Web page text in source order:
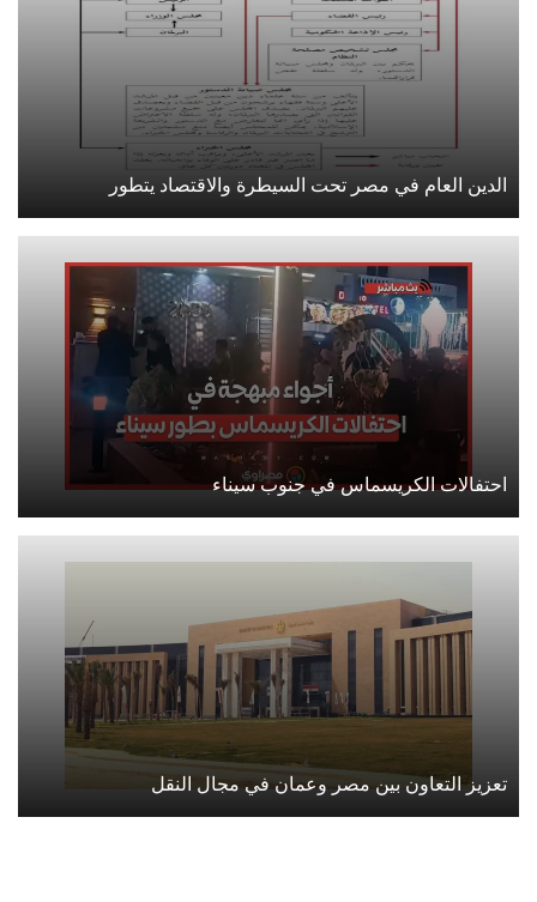
الدين العام في مصر تحت السيطرة والاقتصاد يتطور
احتفالات الكريسماس في جنوب سيناء
تعزيز التعاون بين مصر وعمان في مجال النقل